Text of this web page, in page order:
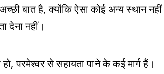
बात है, क्योंकि ऐसा कोई अन्य स्थान नहीं
देना नहीं।
परमेश्वर से सहायता पाने के कई मार्ग हैं।